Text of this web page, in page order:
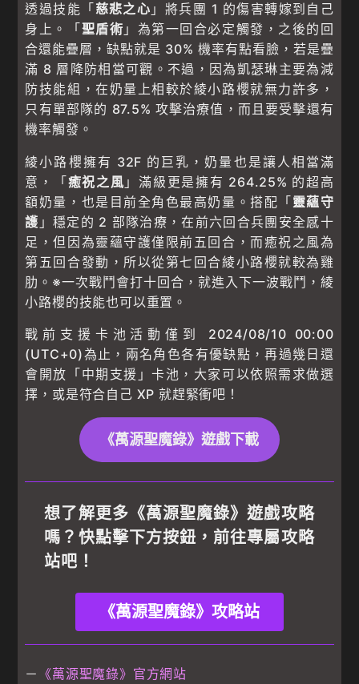
透過技能「 慈悲之心 」將兵團 1 的傷害轉嫁到自己
身上。「 聖盾術 」為第一回合必定觸發，之後的回
合還能疊層，缺點就是 30% 機率有點看臉，若是疊
滿 8 層降防相當可觀。不過，因為凱瑟琳主要為減
防技能組，在奶量上相較於綾小路櫻就無力許多，
只有單部隊的 87.5% 攻擊治療值，而且要受擊還有
機率觸發。
綾小路櫻擁有 32F 的巨乳，奶量也是讓人相當滿
意，「癒祝之風 」滿級更是擁有 264.25% 的超高
額奶量，也是目前全角色最高奶量。搭配「靈蘊守
護 」穩定的 2 部隊治療，在前六回合兵團安全感十
足，但因為靈蘊守護僅限前五回合，而癒祝之風為
第五回合發動，所以從第七回合綾小路櫻就較為雞
肋。※一次戰鬥會打十回合，就進入下一波戰鬥，綾
小路櫻的技能也可以重置。
戰前支援卡池活動僅到 2024/08/10 00:00
(UTC+0)為止，兩名角色各有優缺點，再過幾日還
會開放「中期支援」卡池，大家可以依照需求做選
擇，或是符合自己 XP 就趕緊衝吧！
《萬源聖魔錄》遊戲下載
想了解更多《萬源聖魔錄》遊戲攻略
嗎？快點擊下方按鈕，前往專屬攻略
站吧！
《萬源聖魔錄》攻略站
－ 《萬源聖魔錄》官方網站